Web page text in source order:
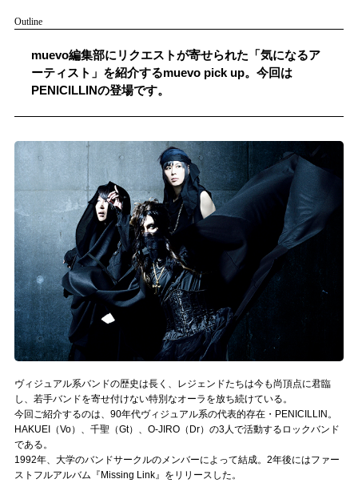
#男性シンガー #HR/HM #女性シンガー
#ヒップホップ #男性シンガーグループ
記事一覧
プレスリリース一覧
会社概要
記事リクエスト
ログイン
LINK
muevoクラウドファンディング
muevoコミュニティ
ぶいクラ！by muevo
ぶいコミュ！by muevo
ぶいマガ！ by muevo
Follow us
Outline
muevo編集部にリクエストが寄せられた「気になるア
ーティスト」を紹介するmuevo pick up。今回は
PENICILLINの登場です。
ヴィジュアル系バンドの歴史は長く、レジェンドたちは今も尚頂点に君臨
し、若手バンドを寄せ付けない特別なオーラを放ち続けている。
今回ご紹介するのは、90年代ヴィジュアル系の代表的存在・PENICILLIN。
HAKUEI（Vo）、千聖（Gt）、O-JIRO（Dr）の3人で活動するロックバンド
である。
1992年、大学のバンドサークルのメンバーによって結成。2年後にはファー
ストフルアルバム『Missing Link』をリリースした。